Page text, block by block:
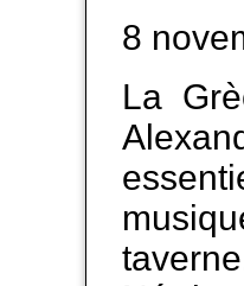
8
La